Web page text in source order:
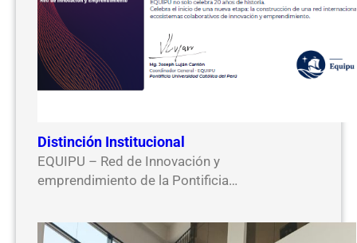
Distinción Institucional
EQUIPU – Red de Innovación y
emprendimiento de la Pontificia…